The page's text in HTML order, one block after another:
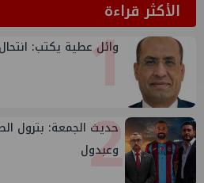
الأكثر قراءة1
وائل عطية يكتب:
2
حديث الجمعة: بترول
وعبدول